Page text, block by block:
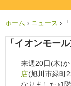
ホーム › ニュース ›
「イオンモー
来週20日(木)
店(旭川市緑町